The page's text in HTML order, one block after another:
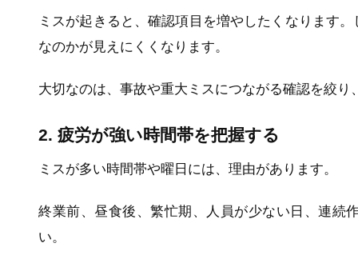
ミスが起きると、確認項目を増やしたくなります
なのかが見えにくくなります。
大切なのは、事故や重大ミスにつながる確認を絞
2. 疲労が強い時間帯を把握する
ミスが多い時間帯や曜日には、理由があります。
終業前、昼食後、繁忙期、人員が少ない日、連続
い。